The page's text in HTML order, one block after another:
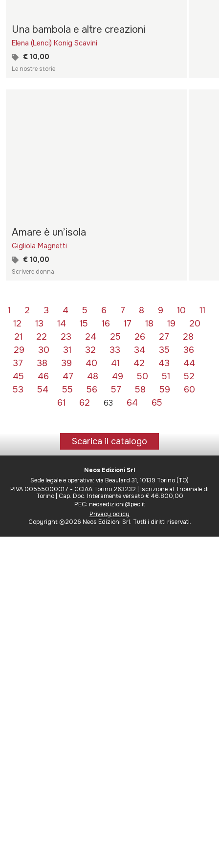
Una bambola e altre creazioni
Elena (Lenci) Konig Scavini
€ 10,00
Le nostre storie
Amare è un’isola
Gigliola Magnetti
€ 10,00
Scrivere donna
1 2 3 4 5 6 7 8 9 10
11
12
13 14 15 16 17 18 19
20
21
22 23 24 25 26 27
28
29
30 31 32 33 34 35
36
37
38 39 40 41 42 43
44
45
46 47 48 49 50 51
52
53
54 55 56 57 58 59
60
61
62 63 64 65
Scarica il catalogo
Neos Edizioni Srl
Sede legale e operativa: via Beaulard 31, 10139 Torino (TO)
PIVA 00555000017 - CCIAA Torino 263232 | Iscrizione al Tribunale di
Torino | Cap. Doc. Interamente versato € 46.800,00
PEC: neosedizioni@pec.it
Privacy policy
Copyright ©2026 Neos Edizioni Srl. Tutti i diritti riservati.